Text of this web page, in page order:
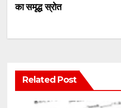
का समृद्ध स्रोत
Related Post